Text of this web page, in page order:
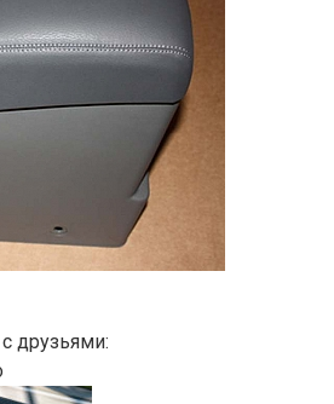
друзьями: